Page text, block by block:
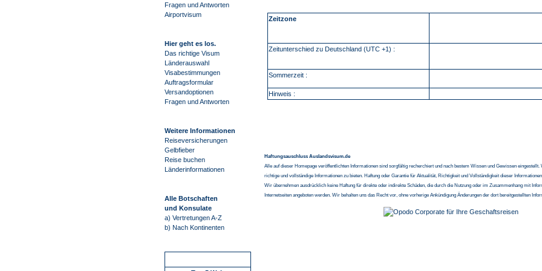
Fragen und Antworten
Airportvisum
Hier geht es los.
Das richtige Visum
Länderauswahl
Visabestimmungen
Auftragsformular
Versandoptionen
Fragen und Antworten
Weitere Informationen
Reiseversicherungen
Gelbfieber
Reise buchen
Länderinformationen
Alle Botschaften
und Konsulate
a) Vertretungen A-Z
b) Nach Kontinenten
Zeitzone
Zeitunterschied zu Deutschland (UTC +1) :
Sommerzeit :
Hinweis :
Haftungsauschluss Auslandsvisum.de
Alle auf dieser Homepage veröffentlichten Informationen sind sorgfältig recherchiert und nach bestem Wissen und Gewissen eingestellt.
richtige und vollständige Informationen zu bieten. Haftung oder Garantie für Aktualität, Richtigkeit und Vollständigkeit dieser
Wir übernehmen ausdrücklich keine Haftung für direkte oder indirekte Schäden, die durch die Nutzung oder im Zusammenhang mit
Internetseiten angeboten werden. Wir behalten uns das Recht vor, ohne vorherige Ankündigung Änderungen der dort bereitgestellten